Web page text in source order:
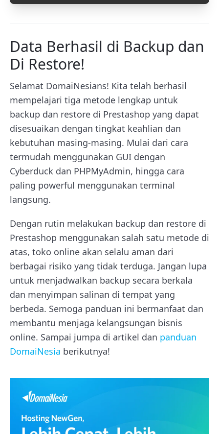
Data Berhasil di Backup dan
Di Restore!
Selamat DomaiNesians! Kita telah berhasil
mempelajari tiga metode lengkap untuk
backup dan restore di Prestashop yang dapat
disesuaikan dengan tingkat keahlian dan
kebutuhan masing-masing. Mulai dari cara
termudah menggunakan GUI dengan
Cyberduck dan PHPMyAdmin, hingga cara
paling powerful menggunakan terminal
langsung.
Dengan rutin melakukan backup dan restore di
Prestashop menggunakan salah satu metode di
atas, toko online akan selalu aman dari
berbagai risiko yang tidak terduga. Jangan lupa
untuk menjadwalkan backup secara berkala
dan menyimpan salinan di tempat yang
berbeda. Semoga panduan ini bermanfaat dan
membantu menjaga kelangsungan bisnis
online. Sampai jumpa di artikel dan panduan
DomaiNesia berikutnya!